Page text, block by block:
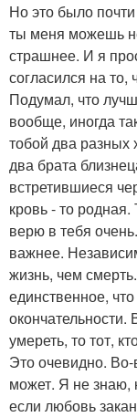
Но это было
ты меня можешь
страшнее. И я
согласился на то,
Подумал, что
вообще, иногда
тобой два разных
два брата
встретившиеся
кровь - то
верю в тебя
важнее.
жизнь, чем
единственное,
умереть, то тот,
Это очевидно.
может. Я не знаю,
если любовь